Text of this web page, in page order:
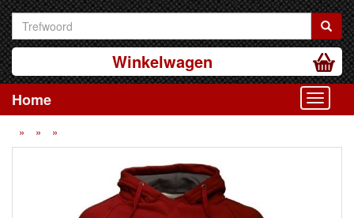
Winkelwagen
Home